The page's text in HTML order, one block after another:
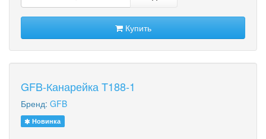
Купить
GFB-Канарейка T188-1
Бренд: GFB
Новинка